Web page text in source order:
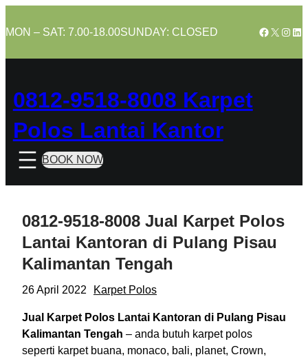
to
MON – SAT: 7.00-18.00SUNDAY: CLOSED Facebook
X
0812-9518-8008 Karpet
Polos Lantai Kantor
BOOK NOW
0812-9518-8008 Jual Karpet Polos
Lantai Kantoran di Pulang Pisau
Kalimantan Tengah
26 April 2022 Karpet Polos
Jual Karpet Polos Lantai Kantoran di Pulang Pisau
Kalimantan Tengah – anda butuh karpet polos
seperti karpet buana, monaco, bali, planet, Crown,